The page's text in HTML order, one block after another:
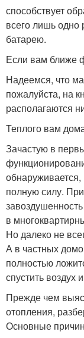
способствует
всего лишь одно
батарею.
Если вам ближе
Надеемся, что
пожалуйста, на
располагаются
Теплого вам
Зачастую в
полную силу.
в
Но далеко не
А в частных
полностью
спустить воздух
Прежде чем
отопления,
Основные